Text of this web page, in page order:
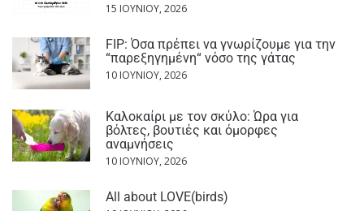
15 ΙΟΥΝΊΟΥ, 2026
FIP: Όσα πρέπει να γνωρίζουμε για την
“παρεξηγημένη“ νόσο της γάτας
10 ΙΟΥΝΊΟΥ, 2026
Καλοκαίρι με τον σκύλο: Ώρα για
βόλτες, βουτιές και όμορφες
αναμνήσεις
10 ΙΟΥΝΊΟΥ, 2026
All about LOVE(birds)